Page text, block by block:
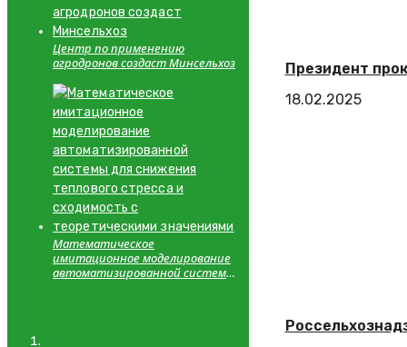
Президент
18.02.2025
Центр по применению
агродронов создаст Минсельхоз
Математическое
имитационное моделирование
автоматизированной системы